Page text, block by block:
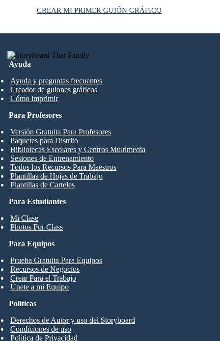
CREAR MI PRIMER GUIÓN GRÁFICO
Ayuda
Ayuda y preguntas frecuentes
Creador de guiones gráficos
Cómo imprimir
Para Estudiantes
Mi Clase
Photos For Class
Para Profesores
Versión Gratuita Para Profesores
Paquetes para Distrito
Bibliotecas Escolares y Centros Multimedia
Sesiones de Entrenamiento
Todos los Recursos Para Maestros
Plantillas de Hojas de Trabajo
Plantillas de Carteles
Para Equipos
Prueba Gratuita Para Equipos
Recursos de Negocios
Crear Para el Trabajo
Únete a mi Equipo
Políticas
Derechos de Autor y uso del Storyboard
Condiciones de uso
Política de Privacidad